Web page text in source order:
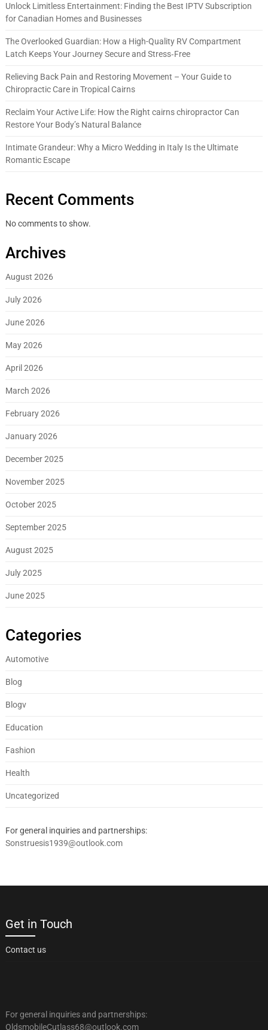
Unlock Limitless Entertainment: Finding the Best IPTV Subscription
for Canadian Homes and Businesses
The Overlooked Guardian: How a High-Quality RV Compartment
Latch Keeps Your Journey Secure and Stress‑Free
Relieving Back Pain and Restoring Movement – Your Guide to
Chiropractic Care in Tropical Cairns
Reclaim Your Active Life: How the Right cairns chiropractor Can
Restore Your Body’s Natural Balance
Intimate Grandeur: Why a Micro Wedding in Italy Is the Ultimate
Romantic Escape
Recent Comments
No comments to show.
Archives
August 2026
July 2026
June 2026
May 2026
April 2026
March 2026
February 2026
January 2026
December 2025
November 2025
October 2025
September 2025
August 2025
July 2025
June 2025
Categories
Automotive
Blog
Blogv
Education
Fashion
Health
Uncategorized
For general inquiries and partnerships:
Sonstruesis1939@outlook.com
Get in Touch
Contact us
For general inquiries and partnerships:
OldsmobileCutlass68@outlook.com